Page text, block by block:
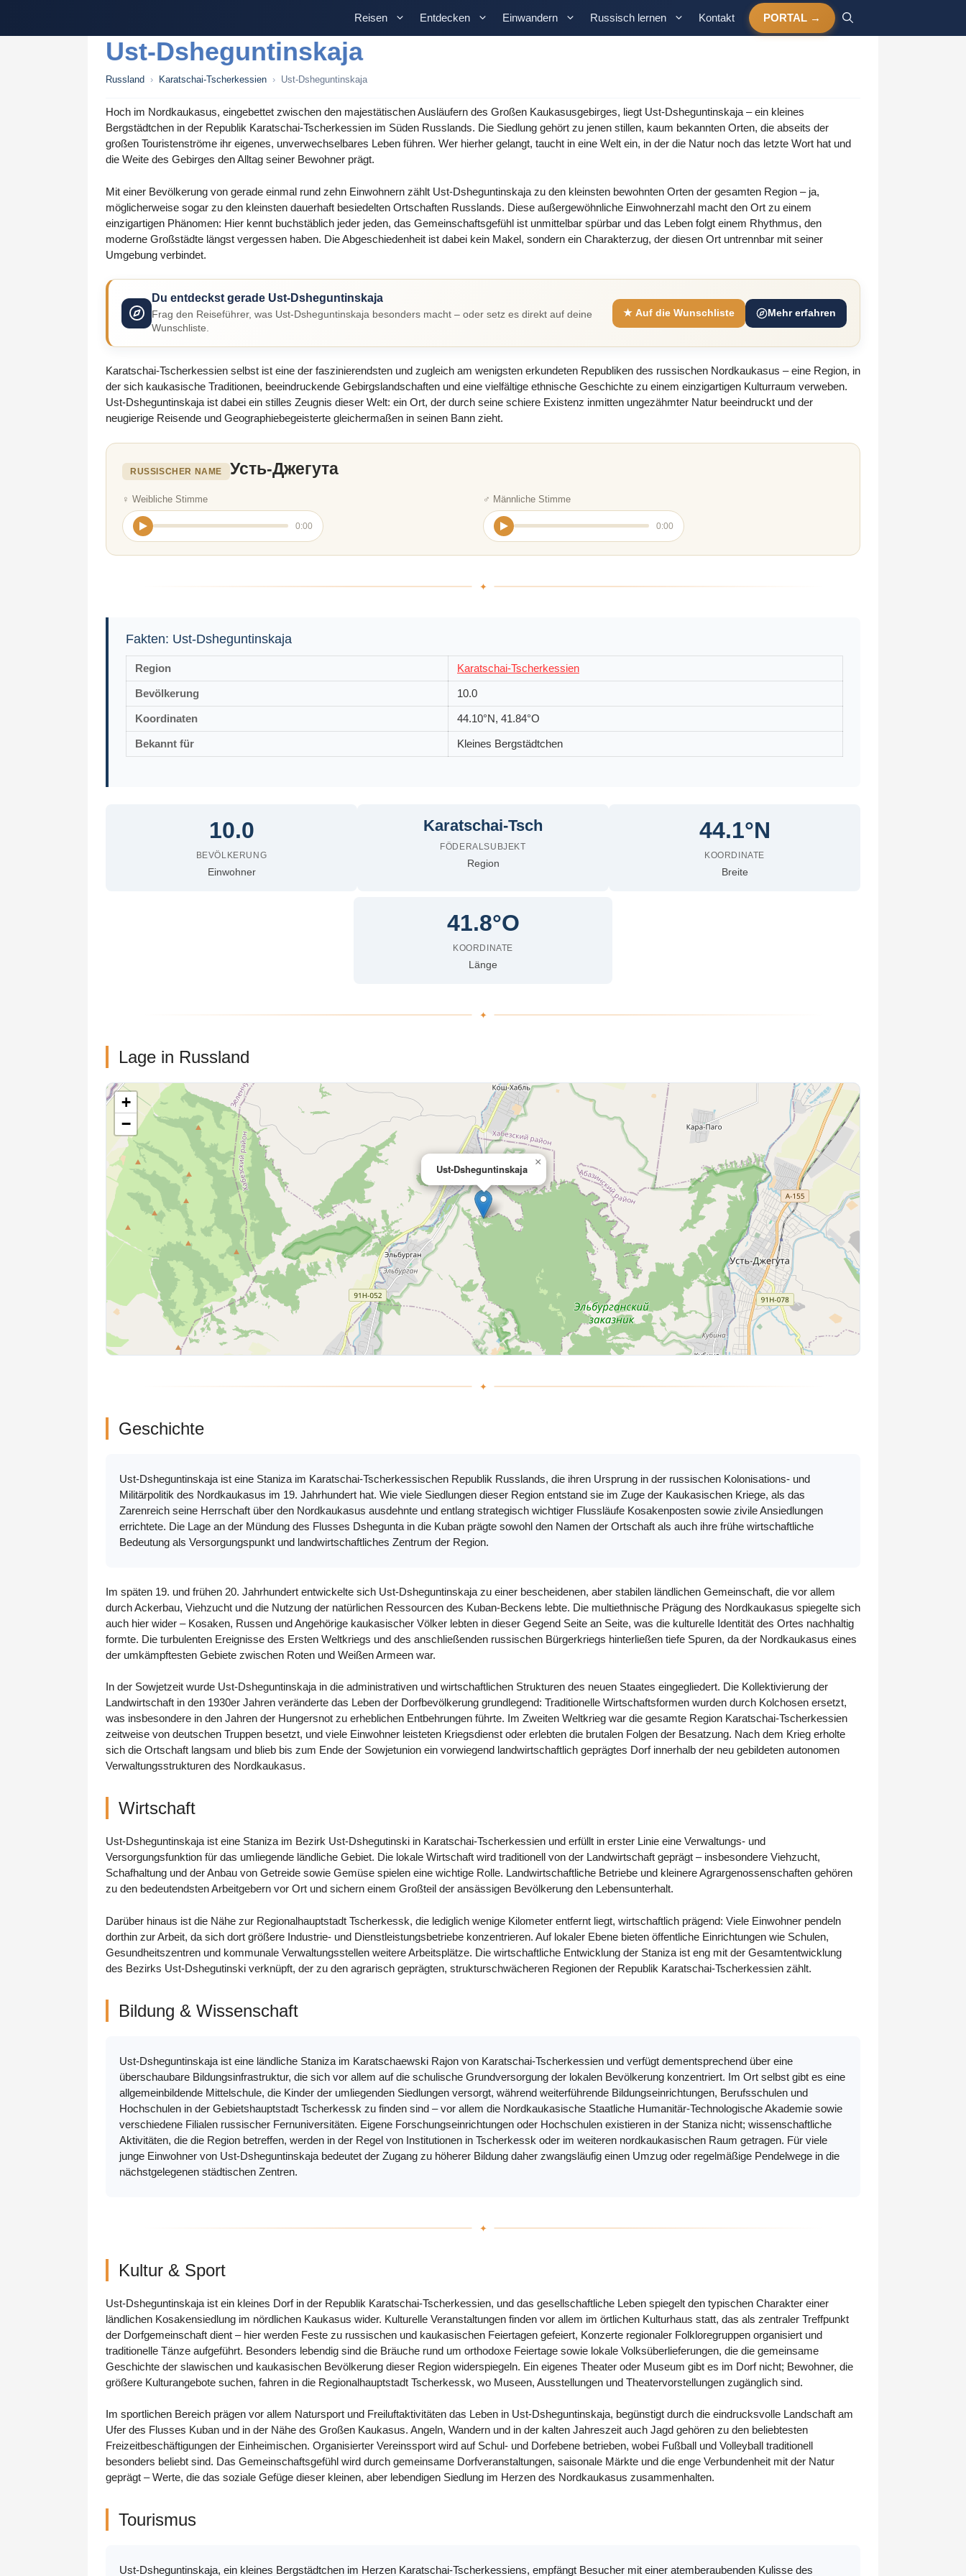
springen
Reisen Entdecken Einwandern Russisch lernen Kontakt PORTAL
Ust-Dsheguntinskaja
Russland › Karatschai-Tscherkessien › Ust-Dsheguntinskaja
Hoch im Nordkaukasus, eingebettet zwischen den majestätischen Ausläufern des Großen Kaukasusgebirges, liegt Ust-Dsheguntinskaja – ein kleines
Bergstädtchen in der Republik Karatschai-Tscherkessien im Süden Russlands. Die Siedlung gehört zu jenen stillen, kaum bekannten Orten, die abseits der
großen Touristenströme ihr eigenes, unverwechselbares Leben führen. Wer hierher gelangt, taucht in eine Welt ein, in der die Natur noch das letzte Wort hat und
die Weite des Gebirges den Alltag seiner Bewohner prägt.
Mit einer Bevölkerung von gerade einmal rund zehn Einwohnern zählt Ust-Dsheguntinskaja zu den kleinsten bewohnten Orten der gesamten Region – ja,
möglicherweise sogar zu den kleinsten dauerhaft besiedelten Ortschaften Russlands. Diese außergewöhnliche Einwohnerzahl macht den Ort zu einem
einzigartigen Phänomen: Hier kennt buchstäblich jeder jeden, das Gemeinschaftsgefühl ist unmittelbar spürbar und das Leben folgt einem Rhythmus, den
moderne Großstädte längst vergessen haben. Die Abgeschiedenheit ist dabei kein Makel, sondern ein Charakterzug, der diesen Ort untrennbar mit seiner
Umgebung verbindet.
Du entdeckst gerade Ust-Dsheguntinskaja
Frag den Reiseführer, was Ust-Dsheguntinskaja besonders macht – oder setz es direkt auf deine
Wunschliste.
★ Auf die Wunschliste Mehr erfahren
Karatschai-Tscherkessien selbst ist eine der faszinierendsten und zugleich am wenigsten erkundeten Republiken des russischen Nordkaukasus – eine Region, in
der sich kaukasische Traditionen, beeindruckende Gebirgslandschaften und eine vielfältige ethnische Geschichte zu einem einzigartigen Kulturraum verweben.
Ust-Dsheguntinskaja ist dabei ein stilles Zeugnis dieser Welt: ein Ort, der durch seine schiere Existenz inmitten ungezähmter Natur beeindruckt und der
neugierige Reisende und Geographiebegeisterte gleichermaßen in seinen Bann zieht.
RUSSISCHER NAME Усть-Джегута
♀ Weibliche Stimme
0:00
♂ Männliche Stimme
0:00
Fakten: Ust-Dsheguntinskaja
Region Karatschai-Tscherkessien
Bevölkerung 10.0
Koordinaten 44.10°N, 41.84°O
Bekannt für Kleines Bergstädtchen
10.0
BEVÖLKERUNG
Einwohner
Karatschai-Tsch
FÖDERALSUBJEKT
Region
44.1°N
KOORDINATE
Breite
41.8°O
KOORDINATE
Länge
Lage in Russland
Ust-Dsheguntinskaja
×
+
−
Geschichte
Ust-Dsheguntinskaja ist eine Staniza im Karatschai-Tscherkessischen Republik Russlands, die ihren Ursprung in der russischen Kolonisations- und
Militärpolitik des Nordkaukasus im 19. Jahrhundert hat. Wie viele Siedlungen dieser Region entstand sie im Zuge der Kaukasischen Kriege, als das
Zarenreich seine Herrschaft über den Nordkaukasus ausdehnte und entlang strategisch wichtiger Flussläufe Kosakenposten sowie zivile Ansiedlungen
errichtete. Die Lage an der Mündung des Flusses Dshegunta in die Kuban prägte sowohl den Namen der Ortschaft als auch ihre frühe wirtschaftliche
Bedeutung als Versorgungspunkt und landwirtschaftliches Zentrum der Region.
Im späten 19. und frühen 20. Jahrhundert entwickelte sich Ust-Dsheguntinskaja zu einer bescheidenen, aber stabilen ländlichen Gemeinschaft, die vor allem
durch Ackerbau, Viehzucht und die Nutzung der natürlichen Ressourcen des Kuban-Beckens lebte. Die multiethnische Prägung des Nordkaukasus spiegelte sich
auch hier wider – Kosaken, Russen und Angehörige kaukasischer Völker lebten in dieser Gegend Seite an Seite, was die kulturelle Identität des Ortes nachhaltig
formte. Die turbulenten Ereignisse des Ersten Weltkriegs und des anschließenden russischen Bürgerkriegs hinterließen tiefe Spuren, da der Nordkaukasus eines
der umkämpftesten Gebiete zwischen Roten und Weißen Armeen war.
In der Sowjetzeit wurde Ust-Dsheguntinskaja in die administrativen und wirtschaftlichen Strukturen des neuen Staates eingegliedert. Die Kollektivierung der
Landwirtschaft in den 1930er Jahren veränderte das Leben der Dorfbevölkerung grundlegend: Traditionelle Wirtschaftsformen wurden durch Kolchosen ersetzt,
was insbesondere in den Jahren der Hungersnot zu erheblichen Entbehrungen führte. Im Zweiten Weltkrieg war die gesamte Region Karatschai-Tscherkessien
zeitweise von deutschen Truppen besetzt, und viele Einwohner leisteten Kriegsdienst oder erlebten die brutalen Folgen der Besatzung. Nach dem Krieg erholte
sich die Ortschaft langsam und blieb bis zum Ende der Sowjetunion ein vorwiegend landwirtschaftlich geprägtes Dorf innerhalb der neu gebildeten autonomen
Verwaltungsstrukturen des Nordkaukasus.
Wirtschaft
Ust-Dsheguntinskaja ist eine Staniza im Bezirk Ust-Dshegutinski in Karatschai-Tscherkessien und erfüllt in erster Linie eine Verwaltungs- und
Versorgungsfunktion für das umliegende ländliche Gebiet. Die lokale Wirtschaft wird traditionell von der Landwirtschaft geprägt – insbesondere Viehzucht,
Schafhaltung und der Anbau von Getreide sowie Gemüse spielen eine wichtige Rolle. Landwirtschaftliche Betriebe und kleinere Agrargenossenschaften gehören
zu den bedeutendsten Arbeitgebern vor Ort und sichern einem Großteil der ansässigen Bevölkerung den Lebensunterhalt.
Darüber hinaus ist die Nähe zur Regionalhauptstadt Tscherkessk, die lediglich wenige Kilometer entfernt liegt, wirtschaftlich prägend: Viele Einwohner pendeln
dorthin zur Arbeit, da sich dort größere Industrie- und Dienstleistungsbetriebe konzentrieren. Auf lokaler Ebene bieten öffentliche Einrichtungen wie Schulen,
Gesundheitszentren und kommunale Verwaltungsstellen weitere Arbeitsplätze. Die wirtschaftliche Entwicklung der Staniza ist eng mit der Gesamtentwicklung
des Bezirks Ust-Dshegutinski verknüpft, der zu den agrarisch geprägten, strukturschwächeren Regionen der Republik Karatschai-Tscherkessien zählt.
Bildung & Wissenschaft
Ust-Dsheguntinskaja ist eine ländliche Staniza im Karatschaewski Rajon von Karatschai-Tscherkessien und verfügt dementsprechend über eine
überschaubare Bildungsinfrastruktur, die sich vor allem auf die schulische Grundversorgung der lokalen Bevölkerung konzentriert. Im Ort selbst gibt es eine
allgemeinbildende Mittelschule, die Kinder der umliegenden Siedlungen versorgt, während weiterführende Bildungseinrichtungen, Berufsschulen und
Hochschulen in der Gebietshauptstadt Tscherkessk zu finden sind – vor allem die Nordkaukasische Staatliche Humanitär-Technologische Akademie sowie
verschiedene Filialen russischer Fernuniversitäten. Eigene Forschungseinrichtungen oder Hochschulen existieren in der Staniza nicht; wissenschaftliche
Aktivitäten, die die Region betreffen, werden in der Regel von Institutionen in Tscherkessk oder im weiteren nordkaukasischen Raum getragen. Für viele
junge Einwohner von Ust-Dsheguntinskaja bedeutet der Zugang zu höherer Bildung daher zwangsläufig einen Umzug oder regelmäßige Pendelwege in die
nächstgelegenen städtischen Zentren.
Kultur & Sport
Ust-Dsheguntinskaja ist ein kleines Dorf in der Republik Karatschai-Tscherkessien, und das gesellschaftliche Leben spiegelt den typischen Charakter einer
ländlichen Kosakensiedlung im nördlichen Kaukasus wider. Kulturelle Veranstaltungen finden vor allem im örtlichen Kulturhaus statt, das als zentraler Treffpunkt
der Dorfgemeinschaft dient – hier werden Feste zu russischen und kaukasischen Feiertagen gefeiert, Konzerte regionaler Folkloregruppen organisiert und
traditionelle Tänze aufgeführt. Besonders lebendig sind die Bräuche rund um orthodoxe Feiertage sowie lokale Volksüberlieferungen, die die gemeinsame
Geschichte der slawischen und kaukasischen Bevölkerung dieser Region widerspiegeln. Ein eigenes Theater oder Museum gibt es im Dorf nicht; Bewohner, die
größere Kulturangebote suchen, fahren in die Regionalhauptstadt Tscherkessk, wo Museen, Ausstellungen und Theatervorstellungen zugänglich sind.
Im sportlichen Bereich prägen vor allem Natursport und Freiluftaktivitäten das Leben in Ust-Dsheguntinskaja, begünstigt durch die eindrucksvolle Landschaft am
Ufer des Flusses Kuban und in der Nähe des Großen Kaukasus. Angeln, Wandern und in der kalten Jahreszeit auch Jagd gehören zu den beliebtesten
Freizeitbeschäftigungen der Einheimischen. Organisierter Vereinssport wird auf Schul- und Dorfebene betrieben, wobei Fußball und Volleyball traditionell
besonders beliebt sind. Das Gemeinschaftsgefühl wird durch gemeinsame Dorfveranstaltungen, saisonale Märkte und die enge Verbundenheit mit der Natur
geprägt – Werte, die das soziale Gefüge dieser kleinen, aber lebendigen Siedlung im Herzen des Nordkaukasus zusammenhalten.
Tourismus
Ust-Dsheguntinskaja, ein kleines Bergstädtchen im Herzen Karatschai-Tscherkessiens, empfängt Besucher mit einer atemberaubenden Kulisse des